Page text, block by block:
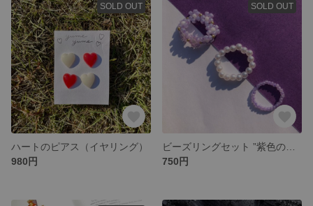
SOLD OUT
ハートのピアス（イヤリング）
980円
SOLD OUT
750円